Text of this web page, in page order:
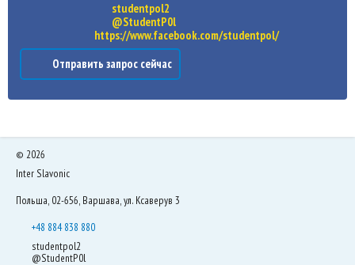
studentpol2
@StudentP0l
https://www.facebook.com/studentpol/
Отправить запрос сейчас
© 2026
Inter Slavonic
Польша, 02-656, Варшава, ул. Ксаверув 3
+48 884 838 880
studentpol2
@StudentP0l